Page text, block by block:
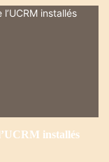
installés